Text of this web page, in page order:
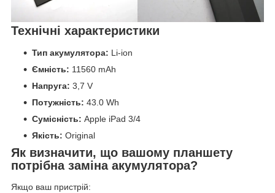
Технічні характеристики
Тип акумулятора: Li-ion
Ємність: 11560 mAh
Напруга: 3,7 V
Потужність: 43.0 Wh
Сумісність: Apple iPad 3/4
Якість: Original
Як визначити, що вашому планшету
потрібна заміна акумулятора?
Якщо ваш пристрій: